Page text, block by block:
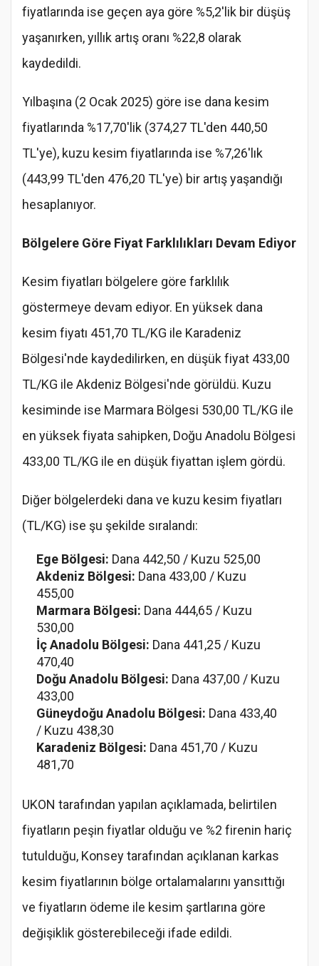
fiyatlarında ise geçen aya göre %5,2'lik bir düşüş
yaşanırken, yıllık artış oranı %22,8 olarak
kaydedildi.
Yılbaşına (2 Ocak 2025) göre ise dana kesim
fiyatlarında %17,70'lik (374,27 TL'den 440,50
TL'ye), kuzu kesim fiyatlarında ise %7,26'lık
(443,99 TL'den 476,20 TL'ye) bir artış yaşandığı
hesaplanıyor.
Bölgelere Göre Fiyat Farklılıkları Devam Ediyor
Kesim fiyatları bölgelere göre farklılık
göstermeye devam ediyor. En yüksek dana
kesim fiyatı 451,70 TL/KG ile Karadeniz
Bölgesi'nde kaydedilirken, en düşük fiyat 433,00
TL/KG ile Akdeniz Bölgesi'nde görüldü. Kuzu
kesiminde ise Marmara Bölgesi 530,00 TL/KG ile
en yüksek fiyata sahipken, Doğu Anadolu Bölgesi
433,00 TL/KG ile en düşük fiyattan işlem gördü.
Diğer bölgelerdeki dana ve kuzu kesim fiyatları
(TL/KG) ise şu şekilde sıralandı:
Ege Bölgesi: Dana 442,50 / Kuzu 525,00
Akdeniz Bölgesi: Dana 433,00 / Kuzu
455,00
Marmara Bölgesi: Dana 444,65 / Kuzu
530,00
İç Anadolu Bölgesi: Dana 441,25 / Kuzu
470,40
Doğu Anadolu Bölgesi: Dana 437,00 / Kuzu
433,00
Güneydoğu Anadolu Bölgesi: Dana 433,40
/ Kuzu 438,30
Karadeniz Bölgesi: Dana 451,70 / Kuzu
481,70
UKON tarafından yapılan açıklamada, belirtilen
fiyatların peşin fiyatlar olduğu ve %2 firenin hariç
tutulduğu, Konsey tarafından açıklanan karkas
kesim fiyatlarının bölge ortalamalarını yansıttığı
ve fiyatların ödeme ile kesim şartlarına göre
değişiklik gösterebileceği ifade edildi.